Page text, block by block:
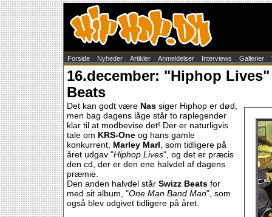
Forside Nyheder Artikler Anmeldelser Interviews Gallerier
16.december: "Hiphop
Beats
Det kan godt være Nas siger Hiphop er død,
men bag dagens låge står to raplegender
klar til at modbevise det! Der er naturligvis
tale om KRS-One og hans gamle
konkurrent, Marley Marl , som tidligere på
året udgav "Hiphop Lives", og det er præcis
den cd, der er den ene halvdel af dagens
præmie.
Den anden halvdel står Swizz Beats for
med sit album, "One Man Band Man", som
også blev udgivet tidligere på året.